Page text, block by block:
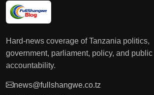
Hard-news coverage of Tanzania politics,
government, parliament, policy, and public
accountability.
news@fullshangwe.co.tz